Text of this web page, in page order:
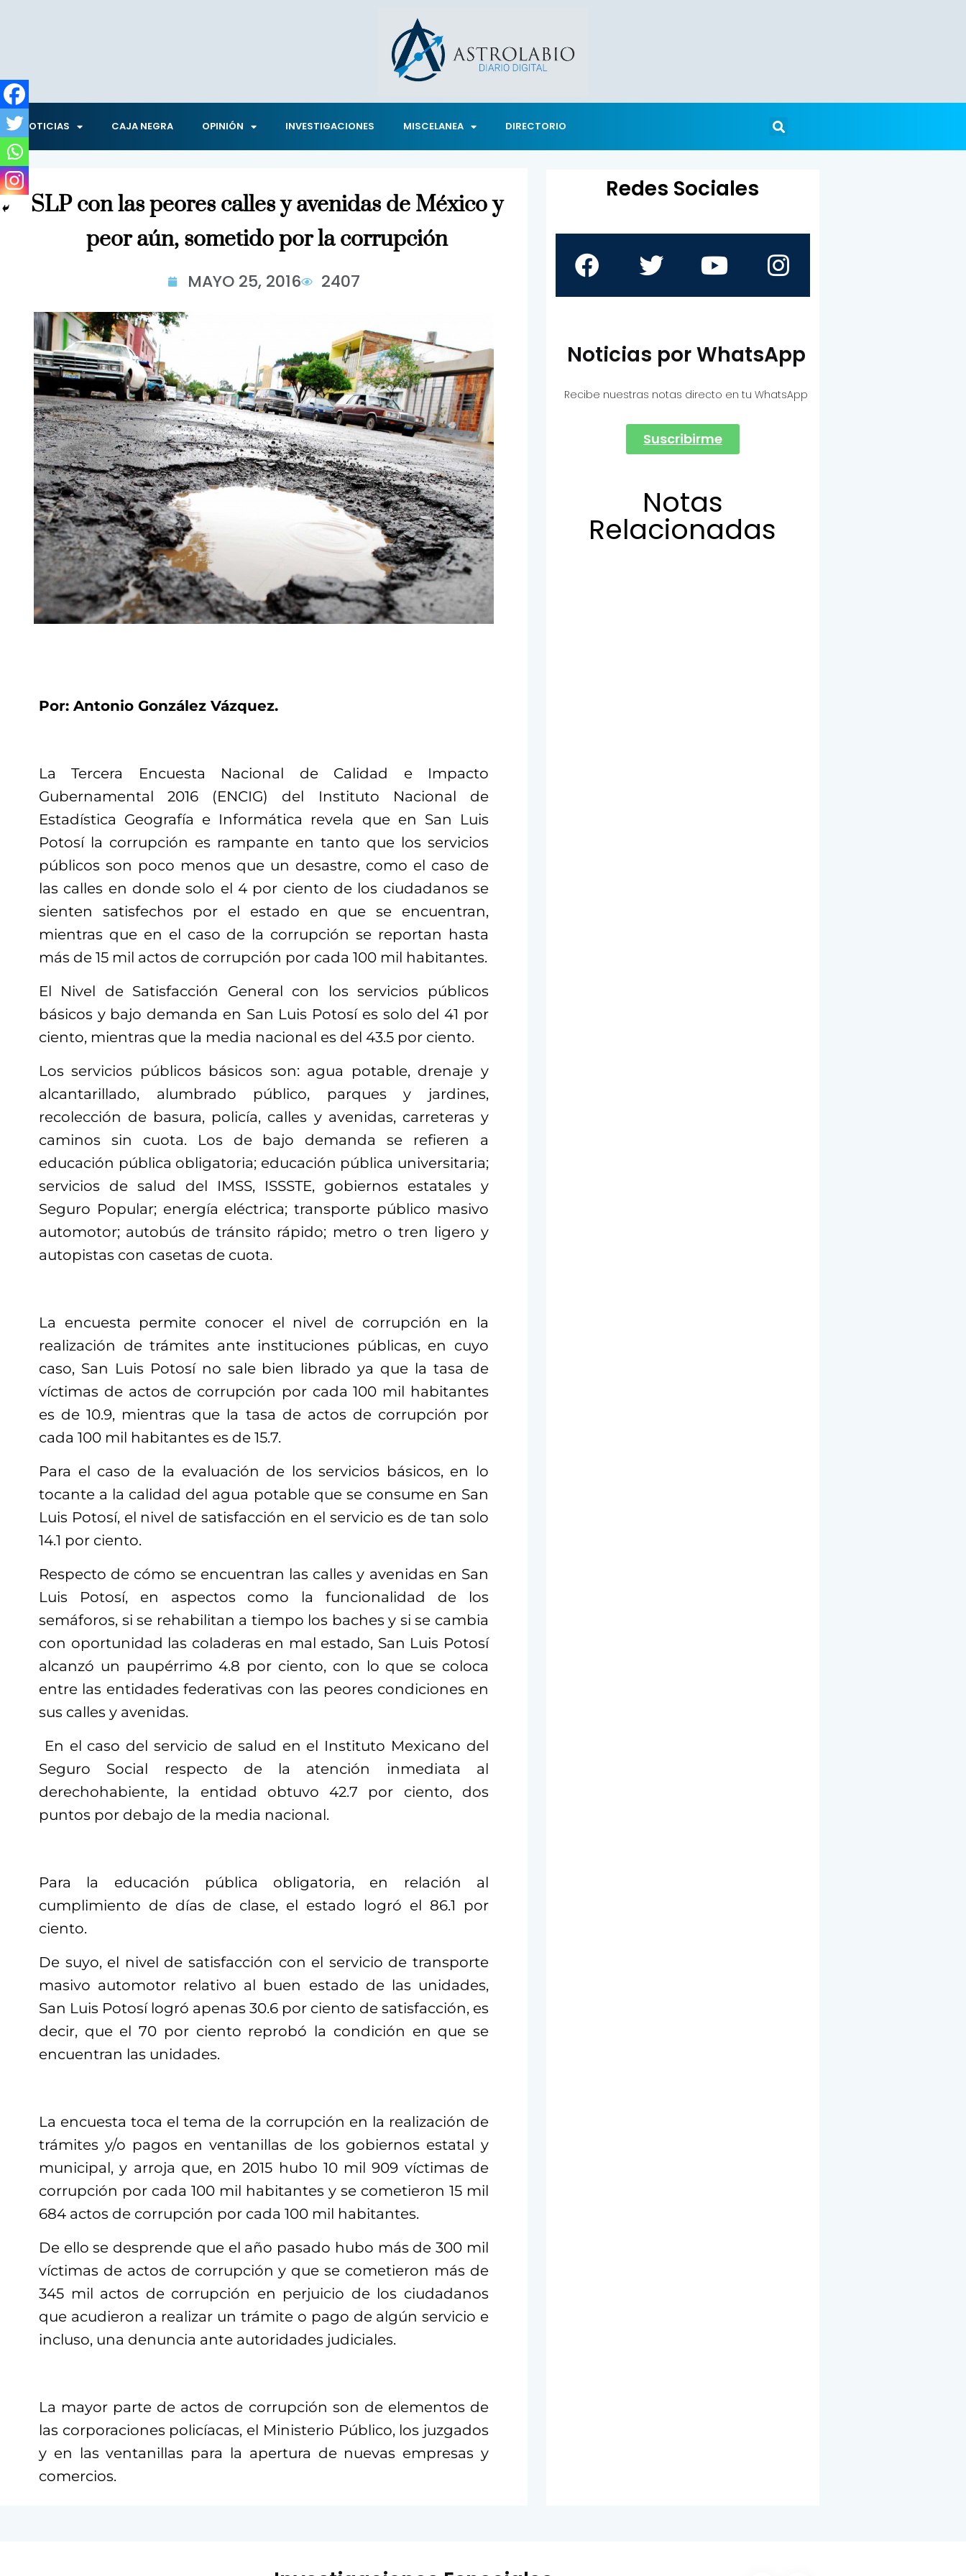
NOTICIAS CAJA NEGRA OPINIÓN INVESTIGACIONES MISCELANEA DIRECTORIO
SLP con las peores calles y avenidas de México y
peor aún, sometido por la corrupción
MAYO 25, 2016 2407
Por: Antonio González Vázquez.
La Tercera Encuesta Nacional de Calidad e Impacto
Gubernamental 2016 (ENCIG) del Instituto Nacional de
Estadística Geografía e Informática revela que en San Luis
Potosí la corrupción es rampante en tanto que los servicios
públicos son poco menos que un desastre, como el caso de
las calles en donde solo el 4 por ciento de los ciudadanos se
sienten satisfechos por el estado en que se encuentran,
mientras que en el caso de la corrupción se reportan hasta
más de 15 mil actos de corrupción por cada 100 mil habitantes.
El Nivel de Satisfacción General con los servicios públicos
básicos y bajo demanda en San Luis Potosí es solo del 41 por
ciento, mientras que la media nacional es del 43.5 por ciento.
Los servicios públicos básicos son: agua potable, drenaje y
alcantarillado, alumbrado público, parques y jardines,
recolección de basura, policía, calles y avenidas, carreteras y
caminos sin cuota. Los de bajo demanda se refieren a
educación pública obligatoria; educación pública universitaria;
servicios de salud del IMSS, ISSSTE, gobiernos estatales y
Seguro Popular; energía eléctrica; transporte público masivo
automotor; autobús de tránsito rápido; metro o tren ligero y
autopistas con casetas de cuota.
La encuesta permite conocer el nivel de corrupción en la
realización de trámites ante instituciones públicas, en cuyo
caso, San Luis Potosí no sale bien librado ya que la tasa de
víctimas de actos de corrupción por cada 100 mil habitantes
es de 10.9, mientras que la tasa de actos de corrupción por
cada 100 mil habitantes es de 15.7.
Para el caso de la evaluación de los servicios básicos, en lo
tocante a la calidad del agua potable que se consume en San
Luis Potosí, el nivel de satisfacción en el servicio es de tan solo
14.1 por ciento.
Respecto de cómo se encuentran las calles y avenidas en San
Luis Potosí, en aspectos como la funcionalidad de los
semáforos, si se rehabilitan a tiempo los baches y si se cambia
con oportunidad las coladeras en mal estado, San Luis Potosí
alcanzó un paupérrimo 4.8 por ciento, con lo que se coloca
entre las entidades federativas con las peores condiciones en
sus calles y avenidas.
En el caso del servicio de salud en el Instituto Mexicano del
Seguro Social respecto de la atención inmediata al
derechohabiente, la entidad obtuvo 42.7 por ciento, dos
puntos por debajo de la media nacional.
Para la educación pública obligatoria, en relación al
cumplimiento de días de clase, el estado logró el 86.1 por
ciento.
De suyo, el nivel de satisfacción con el servicio de transporte
masivo automotor relativo al buen estado de las unidades,
San Luis Potosí logró apenas 30.6 por ciento de satisfacción, es
decir, que el 70 por ciento reprobó la condición en que se
encuentran las unidades.
La encuesta toca el tema de la corrupción en la realización de
trámites y/o pagos en ventanillas de los gobiernos estatal y
municipal, y arroja que, en 2015 hubo 10 mil 909 víctimas de
corrupción por cada 100 mil habitantes y se cometieron 15 mil
684 actos de corrupción por cada 100 mil habitantes.
De ello se desprende que el año pasado hubo más de 300 mil
víctimas de actos de corrupción y que se cometieron más de
345 mil actos de corrupción en perjuicio de los ciudadanos
que acudieron a realizar un trámite o pago de algún servicio e
incluso, una denuncia ante autoridades judiciales.
La mayor parte de actos de corrupción son de elementos de
las corporaciones policíacas, el Ministerio Público, los juzgados
y en las ventanillas para la apertura de nuevas empresas y
comercios.
Redes Sociales
Noticias por WhatsApp
Recibe nuestras notas directo en tu WhatsApp
Suscribirme
Notas
Relacionadas